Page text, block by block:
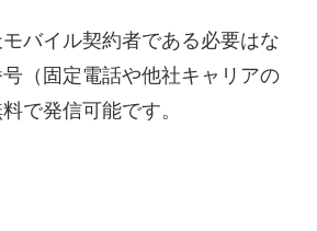
バイル契約者である必要はな
（固定電話や他社キャリアの
で発信可能です。